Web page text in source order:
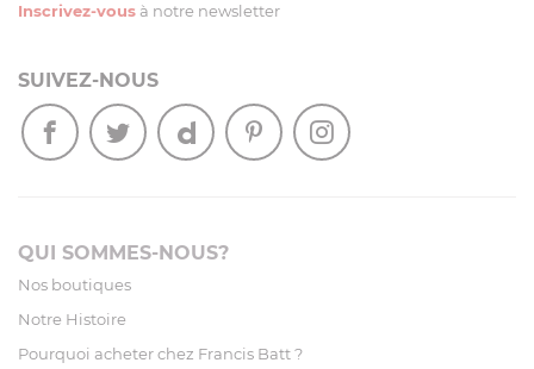
Inscrivez-vous à notre newsletter
SUIVEZ-NOUS
QUI SOMMES-NOUS?
Nos boutiques
Notre Histoire
Pourquoi acheter chez Francis Batt ?